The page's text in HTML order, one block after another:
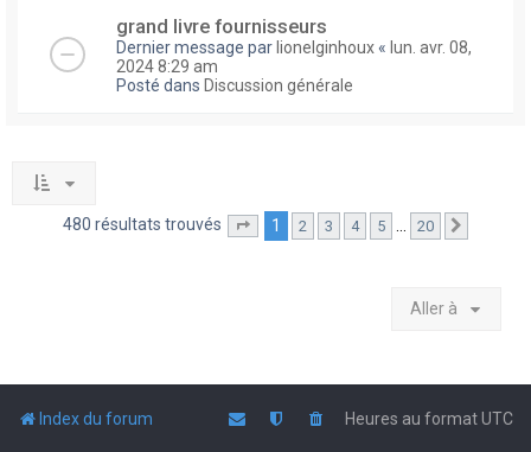
grand livre fournisseurs
Dernier message par lionelginhoux « lun. avr. 08,
2024 8:29 am
Posté dans Discussion générale
480 résultats trouvés Page sur20
1 2 3 4 5 … 20
Aller à
Index du forum Heures au formatUTC